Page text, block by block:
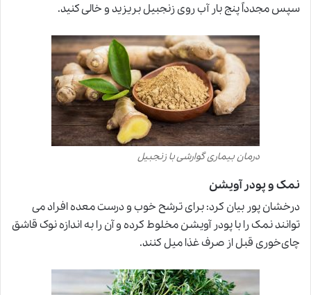
سپس مجدداً پنج بار آب روی زنجبیل بریزید و خالی کنید.
درمان بیماری گوارشی با زنجبیل
نمک و پودر آویشن
درخشان پور بیان کرد: برای ترشح خوب و درست معده افراد می
توانند نمک را با پودر آویشن مخلوط کرده و آن را به اندازه نوک قاشق
چای‌خوری قبل از صرف غذا میل کنند.